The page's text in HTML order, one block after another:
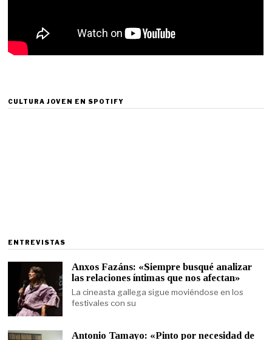
CULTURA JOVEN EN SPOTIFY
ENTREVISTAS
Anxos Fazáns: «Siempre busqué analizar
las relaciones íntimas que nos afectan»
La cineasta gallega sigue moviéndose en los
festivales con su
Antonio Tamayo: «Pinto por necesidad de